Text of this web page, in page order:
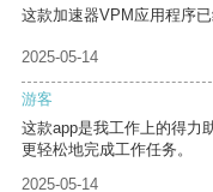
这款加速器VPM应用程序
2025-05-14
游客
这款app是我工作上的得力
更轻松地完成工作任务。
2025-05-14